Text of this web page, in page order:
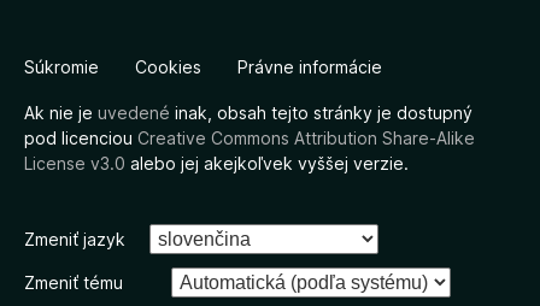
Súkromie Cookies Právne informácie
Ak nie je uvedené inak, obsah tejto stránky je dostupný
pod licenciou Creative Commons Attribution Share-Alike
License v3.0 alebo jej akejkoľvek vyššej verzie.
Zmeniť jazyk
Zmeniť tému